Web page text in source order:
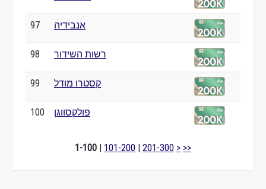
97 אנבידיה
98 רשות השידור
99 קסטרו מודל
100 פולקסווגן
1-100 | 101-200 | 201-300 > >>